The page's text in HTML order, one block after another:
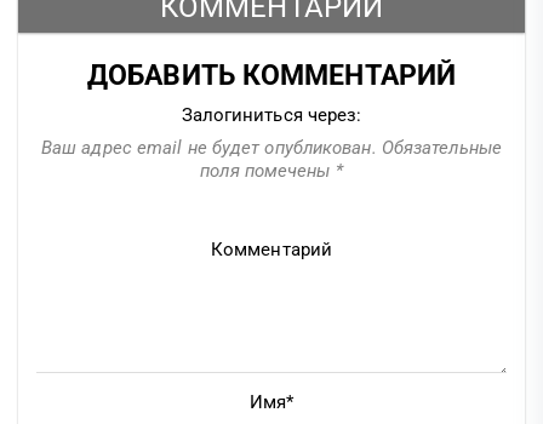
ДОБАВИТЬ КОММЕНТАРИЙ
Залогиниться через:
Ваш адрес email не будет опубликован. Обязательные
поля помечены *
Комментарий
Имя*